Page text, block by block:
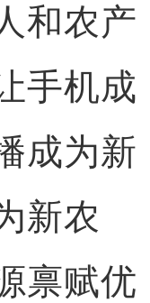
和农产
手机成
成为新
新农
禀赋优